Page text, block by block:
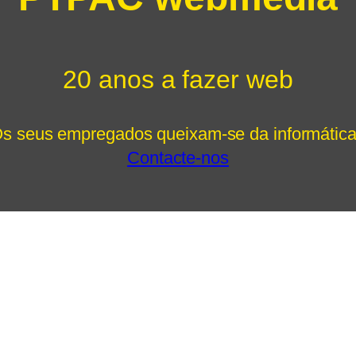
20 anos a fazer web
seus empregados queixam-se da
Contacte-nos